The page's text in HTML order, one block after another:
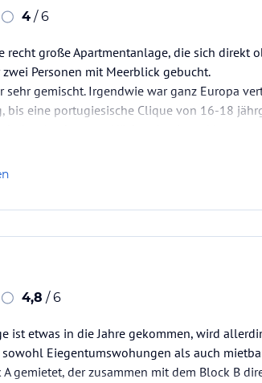
4 / 6
recht große Apartmentanlage, die sich direkt
Personen mit Meerblick gebucht.
sehr gemischt. Irgendwie war ganz Europa
bis eine portugiesische Clique von 16-18
über der Bucht ist wirklich traumhaft.…
4,8 / 6
ist etwas in die Jahre gekommen, wird
Eiegentumswohungen als auch
gemietet, der zusammen mit dem Block B